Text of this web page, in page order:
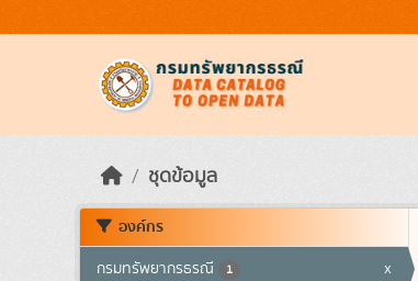
ชุดข้อมูล
องค์กร
กรมทรัพยากรธรณี 1 x